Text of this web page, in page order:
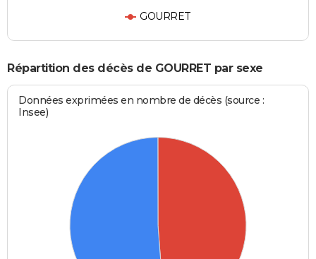
GOURRET
Répartition des décès de GOURRET par sexe
Données exprimées en nombre de décès (source :
Insee)